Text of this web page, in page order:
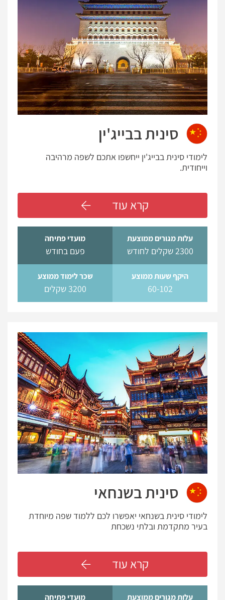
סינית בבייג'ין
קרא עוד
לימודי סינית בבייג'ין ייחשפו אתכם לשפה מרהיבה
וייחודית.
מועדי פתיחה
פעם בחודש
עלות מגורים ממוצעת
2300 שקלים לחודש
שכר לימוד ממוצע
3200 שקלים
היקף שעות ממוצע
60-102
סינית בשנחאי
קרא עוד
לימודי סינית בשנחאי יאפשרו לכם ללמוד שפה מיוחדת
בעיר מתקדמת ובלתי נשכחת
מועדי פתיחה עלות מגורים ממוצעת